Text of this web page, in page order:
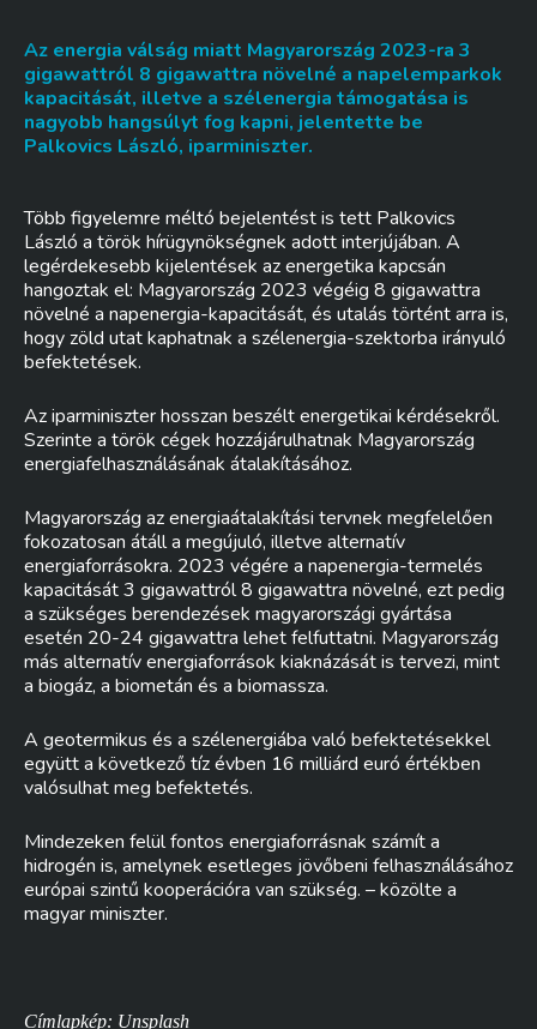
Az energia válság miatt Magyarország 2023-ra 3
gigawattról 8 gigawattra növelné a napelemparkok
kapacitását, illetve a szélenergia támogatása is
nagyobb hangsúlyt fog kapni, jelentette be
Palkovics László, iparminiszter.
Több figyelemre méltó bejelentést is tett Palkovics
László a török hírügynökségnek adott interjújában. A
legérdekesebb kijelentések az energetika kapcsán
hangoztak el: Magyarország 2023 végéig 8 gigawattra
növelné a napenergia-kapacitását, és utalás történt arra is,
hogy zöld utat kaphatnak a szélenergia-szektorba irányuló
befektetések.
Az iparminiszter hosszan beszélt energetikai kérdésekről.
Szerinte a török cégek hozzájárulhatnak Magyarország
energiafelhasználásának átalakításához.
Magyarország az energiaátalakítási tervnek megfelelően
fokozatosan átáll a megújuló, illetve alternatív
energiaforrásokra. 2023 végére a napenergia-termelés
kapacitását 3 gigawattról 8 gigawattra növelné, ezt pedig
a szükséges berendezések magyarországi gyártása
esetén 20-24 gigawattra lehet felfuttatni. Magyarország
más alternatív energiaforrások kiaknázását is tervezi, mint
a biogáz, a biometán és a biomassza.
A geotermikus és a szélenergiába való befektetésekkel
együtt a következő tíz évben 16 milliárd euró értékben
valósulhat meg befektetés.
Mindezeken felül fontos energiaforrásnak számít a
hidrogén is, amelynek esetleges jövőbeni felhasználásához
európai szintű kooperációra van szükség. – közölte a
magyar miniszter.
Címlapkép: Unsplash